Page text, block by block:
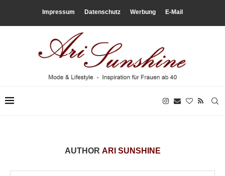
Impressum Datenschutz Werbung E-Mail
AUTHOR ARI SUNSHINE